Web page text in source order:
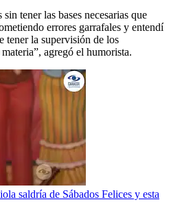
tener las bases necesarias que
errores garrafales y entendí
tener la supervisión de los
agregó el humorista.
saldría de Sábados Felices y esta